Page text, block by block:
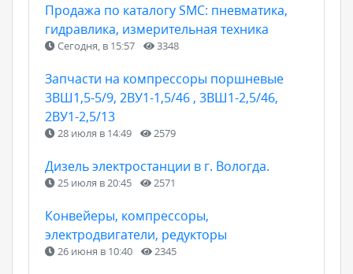
Продажа по каталогу SMC: пневматика,
гидравлика, измерительная техника
Сегодня, в 15:57 3348
Запчасти на компрессоры поршневые
3ВШ1,5-5/9, 2ВУ1-1,5/46 , 3ВШ1-2,5/46,
2ВУ1-2,5/13
28 июля в 14:49 2579
Дизель электростанции в г. Вологда.
25 июля в 20:45 2571
Конвейеры, компрессоры,
электродвигатели, редукторы
26 июня в 10:40 2345